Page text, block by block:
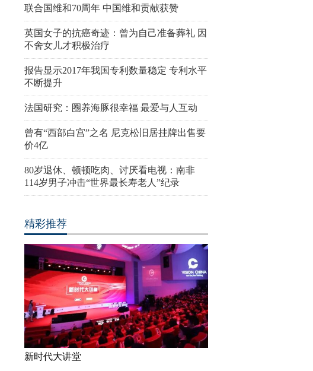
联合国维和70周年 中国维和贡献获赞
英国女子的抗癌奇迹：曾为自己准备葬礼 因
不舍女儿才积极治疗
报告显示2017年我国专利数量稳定 专利水平
不断提升
法国研究：圈养海豚很幸福 最爱与人互动
曾有“西部白宫”之名 尼克松旧居挂牌出售要
价4亿
80岁退休、顿顿吃肉、讨厌看电视：南非
114岁男子冲击“世界最长寿老人”纪录
精彩推荐
新时代大讲堂